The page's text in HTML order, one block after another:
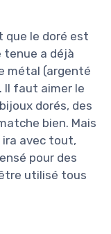
que le doré est
tenue a déjà
métal (argenté
Il faut aimer le
dorés, des
bien. Mais
ira avec tout,
pour des
utilisé tous